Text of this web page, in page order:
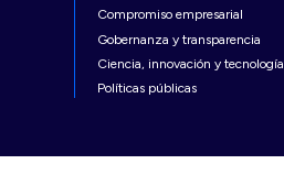
Compromiso empresarial
Gobernanza y transparencia
Ciencia, innovación y tecnología
Políticas públicas